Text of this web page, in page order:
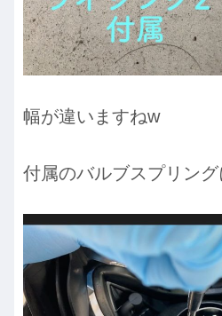
幅が違いますねw
付属のバルブスプリン